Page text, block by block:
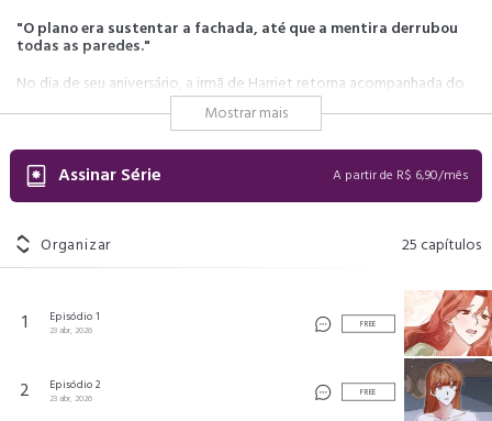
"O plano era sustentar a fachada, até que a mentira derrubou
todas as paredes."
No dia de seu aniversário, a irmã de Harriet retorna acompanhada do
ex-noivo que roubou dela, com a audácia de exigir moradia na mesma
propriedade. Prestes a perder a razão diante da afronta, Harriet é
interrompida por Lennock Diorne, o cínico e provocador melhor
amigo de seu irmão mais novo.
Com um deboche certeiro questionando se ela aceitaria aquela
humilhação calada, Lennock desperta o orgulho ferido de Harriet.
Movida por puro impulso, ela o abraça e inventa um relacionamento
apaixonado ali mesmo.
O que deveria ser apenas um teatro rápido para não sair por baixo se
transforma em um escândalo de fachada. Harriet só não imagina o
tamanho do problema em que acabou de se meter.
쇼윈도 스캔들©
Mostrar mais
Assinar Série A partir de R$ 6,90/mês
Organizar 25capítulos
1 Episódio 1
23 abr, 2026
FREE
2 Episódio 2
23 abr, 2026
FREE